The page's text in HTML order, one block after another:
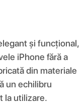
și funcțional,
iPhone fără a
din materiale
un echilibru
la utilizare.